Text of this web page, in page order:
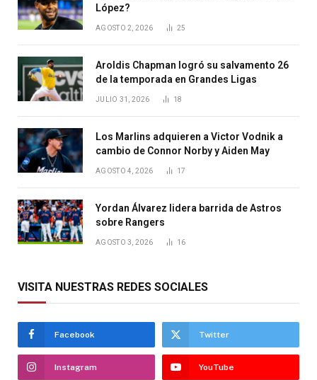
López?
AGOSTO 2, 2026 25
Aroldis Chapman logró su salvamento 26
de la temporada en Grandes Ligas
JULIO 31, 2026 18
Los Marlins adquieren a Victor Vodnik a
cambio de Connor Norby y Aiden May
AGOSTO 4, 2026 17
Yordan Álvarez lidera barrida de Astros
sobre Rangers
AGOSTO 3, 2026 16
VISITA NUESTRAS REDES SOCIALES
Facebook Twitter
Instagram YouTube